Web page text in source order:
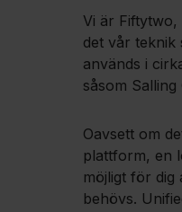
Vi är
det vår teknik
används i
såsom
Oavsett om
plattform, en
möjligt för
behövs.